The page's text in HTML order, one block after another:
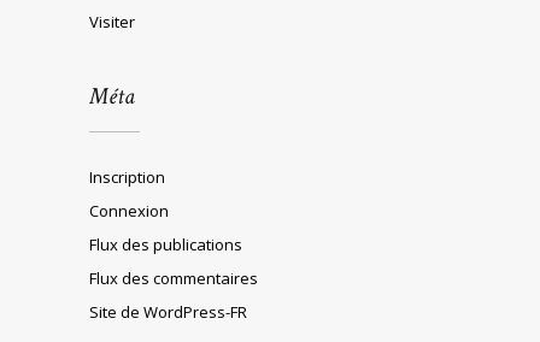
Visiter
Méta
Inscription
Connexion
Flux des publications
Flux des commentaires
Site de WordPress-FR